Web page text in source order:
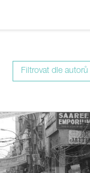
Filtrovat dle autorů